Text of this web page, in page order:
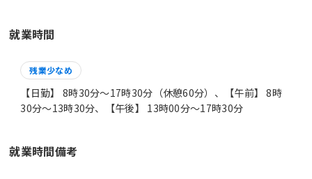
就業時間
残業少なめ
【日勤】 8時30分〜17時30分（休憩60分）、【午前】 8時
30分〜13時30分、【午後】 13時00分〜17時30分
就業時間備考